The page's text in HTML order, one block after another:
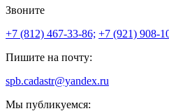
Звоните
+7 (812) 467-33-86; +7 (921) 908-
Пишите на почту:
spb.cadastr@yandex.ru
Мы публикуемся: